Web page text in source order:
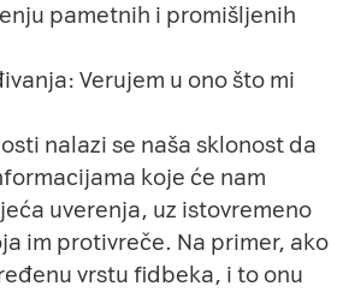
pametnih i promišljenih
Verujem u ono što mi
nalazi se naša sklonost da
koje će nam
uverenja, uz istovremeno
im protivreče. Na primer, ako
vrstu fidbeka, i to onu